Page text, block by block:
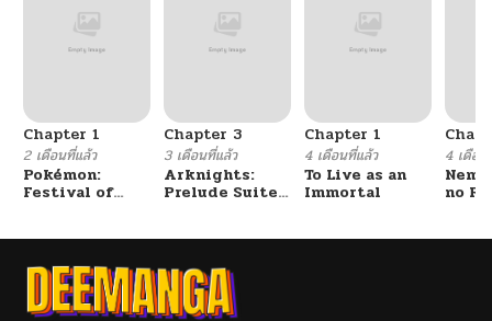
Chapter 1
2 เดือนที่แล้ว
Pokémon:
Festival of
Chapter 3
3 เดือนที่แล้ว
Arknights:
Prelude Suite:
Chapter 1
4 เดือนที่แล้ว
To Live as an
Immortal
4 เดือน
no